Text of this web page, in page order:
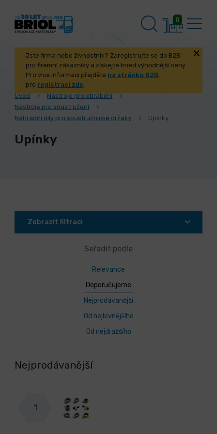
0
Jste firma nebo živnostník? Zaregistrujte se do B2B
pro firemní zákazníky a získejte hned výhodnější ceny.
Pro více informací přejděte na stránku B2B,
pro registraci zde.
Úvod
Nástroje pro obrábění
Nástroje pro soustružení
Náhradní díly pro soustružnické držáky
Upínky
Upínky
Zobrazit filtraci
Seřadit podle
Relevance
Doporučujeme
Nejprodávanější
Od nejlevnějšího
Od nejdražšího
Nejprodávanější
1